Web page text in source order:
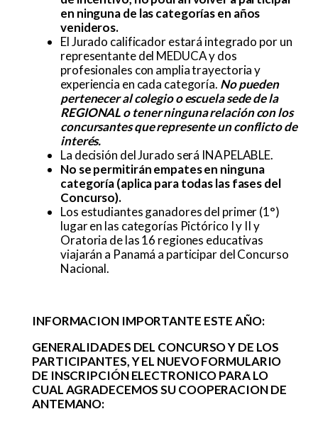
en ninguna de las categorías en años
venideros.
El Jurado calificador estará integrado por un
representante del MEDUCA y dos
profesionales con amplia trayectoria y
experiencia en cada categoría. No pueden
pertenecer al colegio o escuela sede de la
REGIONAL o tener ninguna relación con los
concursantes que represente un conflicto de
interés.
La decisión del Jurado será INAPELABLE.
No se permitirán empates en ninguna
categoría (aplica para todas las fases del
Concurso).
Los estudiantes ganadores del primer (1°)
lugar en las categorías Pictórico I y II y
Oratoria de las 16 regiones educativas
viajarán a Panamá a participar del Concurso
Nacional.
INFORMACION IMPORTANTE ESTE AÑO:
GENERALIDADES DEL CONCURSO Y DE LOS
PARTICIPANTES, Y EL NUEVO FORMULARIO
DE INSCRIPCIÓN ELECTRONICO PARA LO
CUAL AGRADECEMOS SU COOPERACION DE
ANTEMANO: